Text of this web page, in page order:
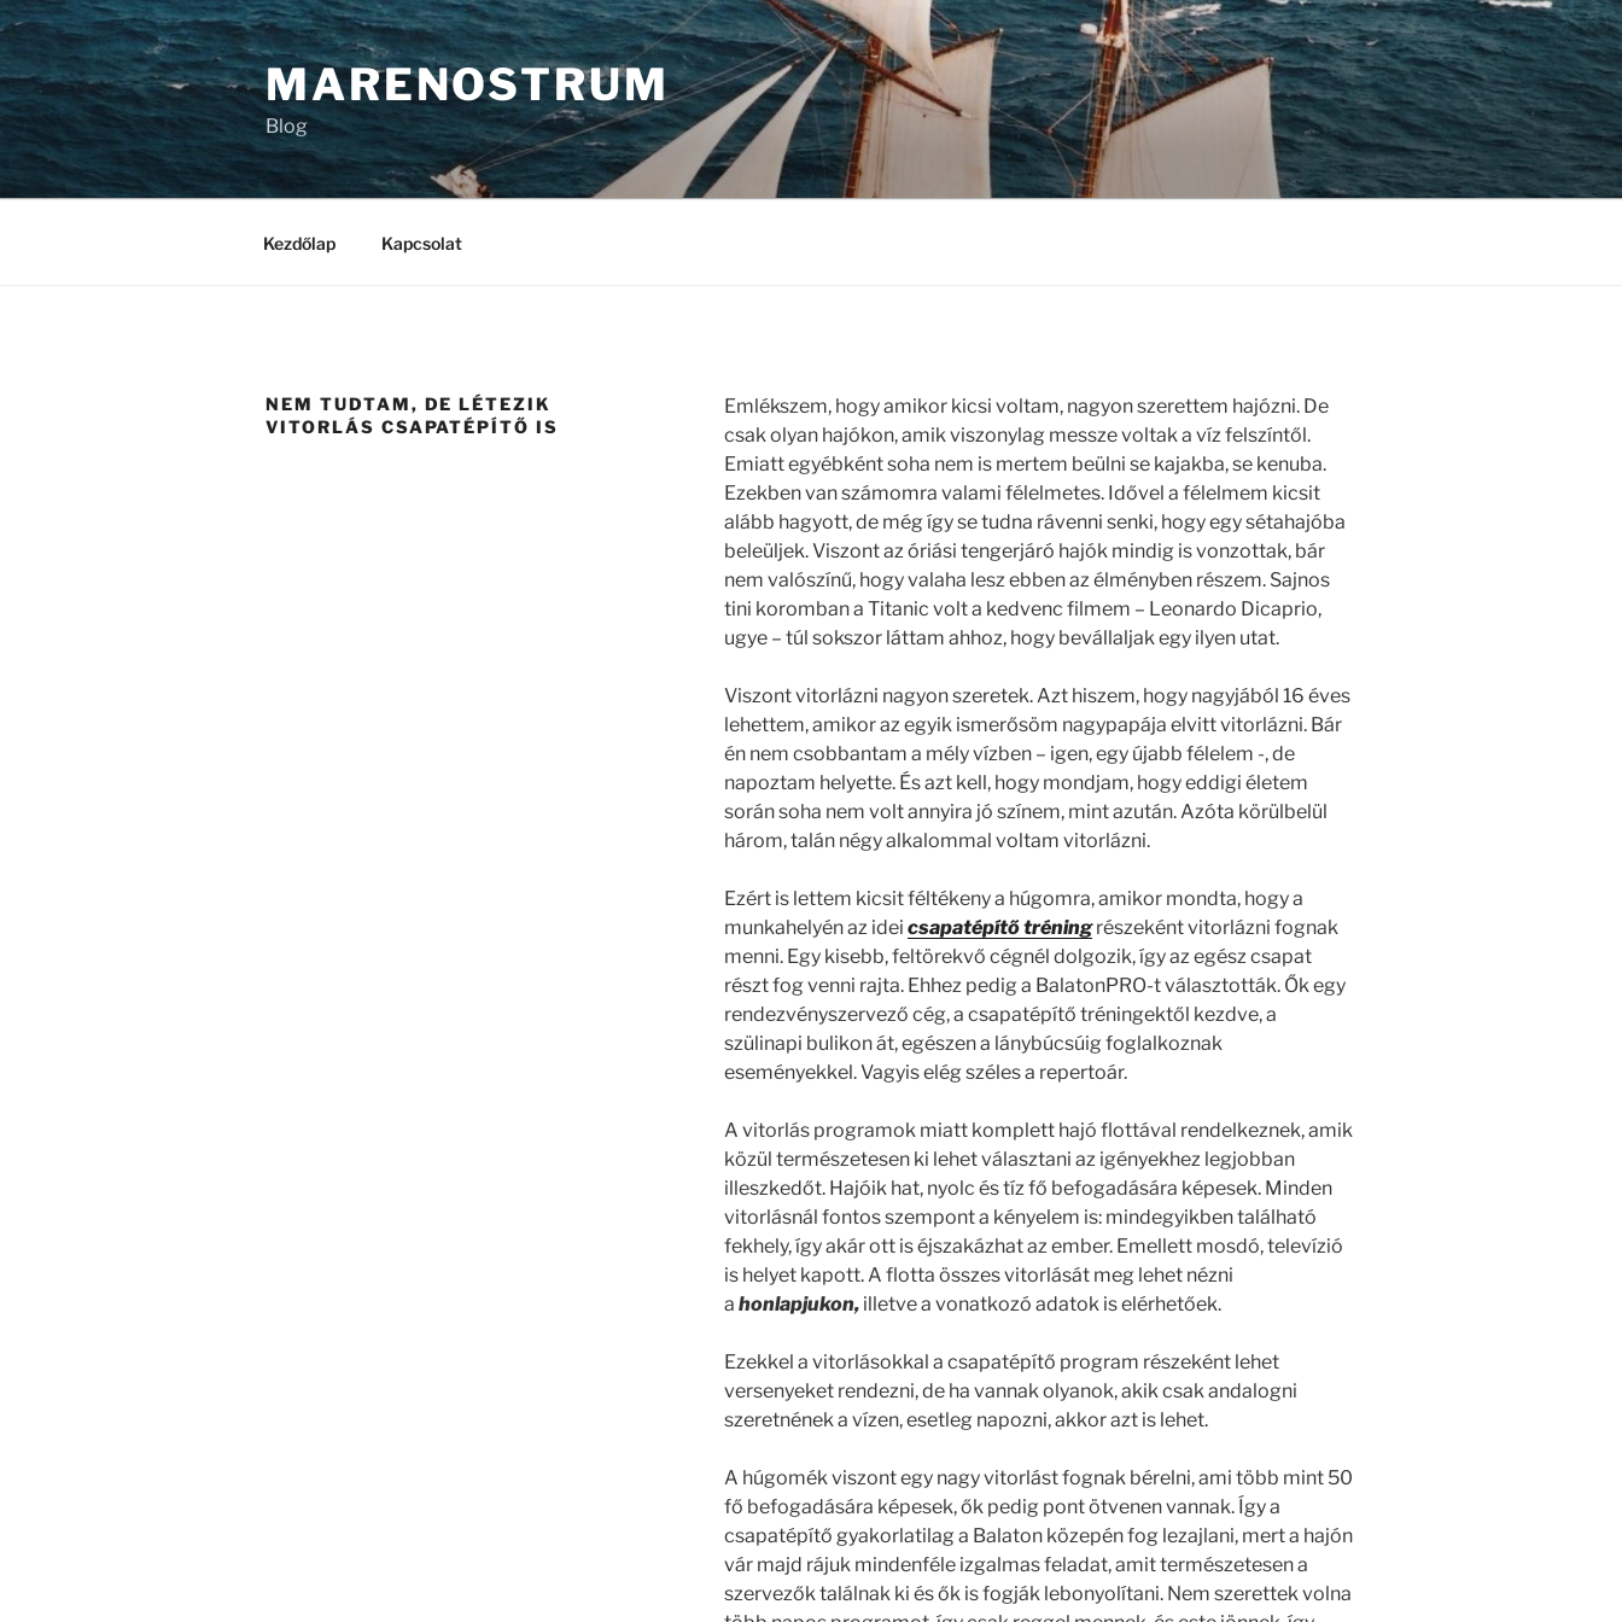
Tartalomhoz
MARENOSTRUM
Blog
Kezdőlap Kapcsolat
NEM TUDTAM, DE LÉTEZIK
VITORLÁS CSAPATÉPÍTŐ IS
Emlékszem, hogy amikor kicsi voltam, nagyon szerettem hajózni. De
csak olyan hajókon, amik viszonylag messze voltak a víz felszíntől.
Emiatt egyébként soha nem is mertem beülni se kajakba, se kenuba.
Ezekben van számomra valami félelmetes. Idővel a félelmem kicsit
alább hagyott, de még így se tudna rávenni senki, hogy egy sétahajóba
beleüljek. Viszont az óriási tengerjáró hajók mindig is vonzottak, bár
nem valószínű, hogy valaha lesz ebben az élményben részem. Sajnos
tini koromban a Titanic volt a kedvenc filmem – Leonardo Dicaprio,
ugye – túl sokszor láttam ahhoz, hogy bevállaljak egy ilyen utat.
Viszont vitorlázni nagyon szeretek. Azt hiszem, hogy nagyjából 16 éves
lehettem, amikor az egyik ismerősöm nagypapája elvitt vitorlázni. Bár
én nem csobbantam a mély vízben – igen, egy újabb félelem -, de
napoztam helyette. És azt kell, hogy mondjam, hogy eddigi életem
során soha nem volt annyira jó színem, mint azután. Azóta körülbelül
három, talán négy alkalommal voltam vitorlázni.
Ezért is lettem kicsit féltékeny a húgomra, amikor mondta, hogy a
munkahelyén az idei csapatépítő tréningrészeként vitorlázni fognak
menni. Egy kisebb, feltörekvő cégnél dolgozik, így az egész csapat
részt fog venni rajta. Ehhez pedig a BalatonPRO-t választották. Ők egy
rendezvényszervező cég, a csapatépítő tréningektől kezdve, a
szülinapi bulikon át, egészen a lánybúcsúig foglalkoznak
eseményekkel. Vagyis elég széles a repertoár.
A vitorlás programok miatt komplett hajó flottával rendelkeznek, amik
közül természetesen ki lehet választani az igényekhez legjobban
illeszkedőt. Hajóik hat, nyolc és tíz fő befogadására képesek. Minden
vitorlásnál fontos szempont a kényelem is: mindegyikben található
fekhely, így akár ott is éjszakázhat az ember. Emellett mosdó, televízió
is helyet kapott. A flotta összes vitorlását meg lehet nézni
a honlapjukon, illetve a vonatkozó adatok is elérhetőek.
Ezekkel a vitorlásokkal a csapatépítő program részeként lehet
versenyeket rendezni, de ha vannak olyanok, akik csak andalogni
szeretnének a vízen, esetleg napozni, akkor azt is lehet.
A húgomék viszont egy nagy vitorlást fognak bérelni, ami több mint 50
fő befogadására képesek, ők pedig pont ötvenen vannak. Így a
csapatépítő gyakorlatilag a Balaton közepén fog lezajlani, mert a hajón
vár majd rájuk mindenféle izgalmas feladat, amit természetesen a
szervezők találnak ki és ők is fogják lebonyolítani. Nem szerettek volna